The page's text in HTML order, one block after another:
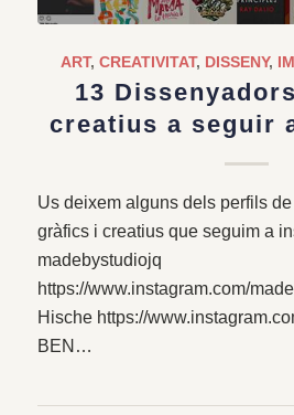
ART, CREATIVITAT, DISSENY,
13
creatius a seguir
Us deixem alguns dels perfils
gràfics i creatius que seguim a
madebystudiojq
https://www.instagram.com/
Hische https://
BEN…